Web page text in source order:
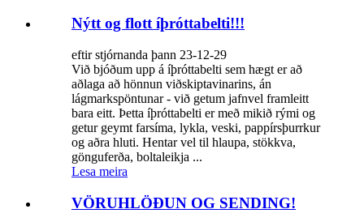
Nýtt og flott íþróttabelti!!!
eftir stjórnanda þann 23-12-29
Við bjóðum upp á íþróttabelti sem hægt er að
aðlaga að hönnun viðskiptavinarins, án
lágmarkspöntunar - við getum jafnvel framleitt
bara eitt. Þetta íþróttabelti er með mikið rými og
getur geymt farsíma, lykla, veski, pappírsþurrkur
og aðra hluti. Hentar vel til hlaupa, stökkva,
gönguferða, boltaleikja ...
Lesa meira
VÖRUHLÖÐUN OG SENDING!